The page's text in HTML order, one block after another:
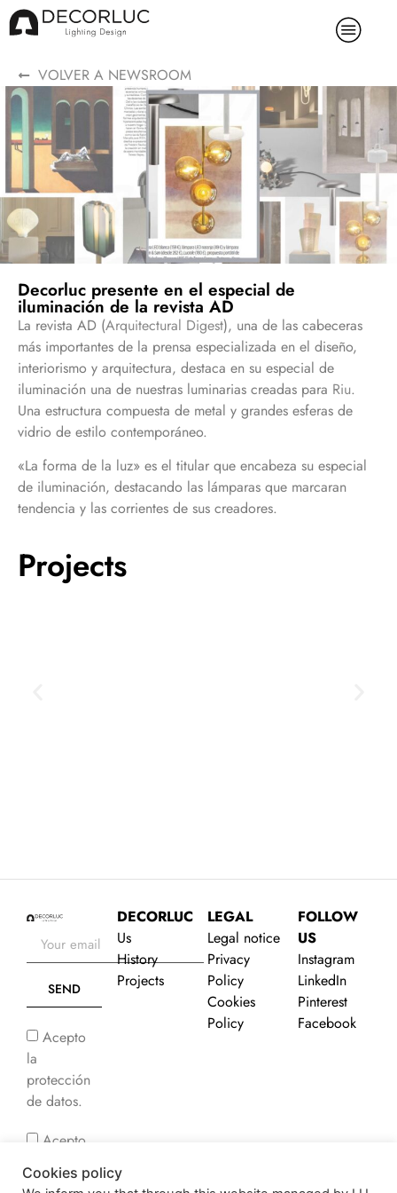
VOLVER A NEWSROOM
Decorluc presente en el especial de
iluminación de la revista AD
La revista AD (Arquitectural Digest), una de las cabeceras
más importantes de la prensa especializada en el diseño,
interiorismo y arquitectura, destaca en su especial de
iluminación una de nuestras luminarias creadas para Riu.
Una estructura compuesta de metal y grandes esferas de
vidrio de estilo contemporáneo.
«La forma de la luz» es el titular que encabeza su especial
de iluminación, destacando las lámparas que marcaran
tendencia y las corrientes de sus creadores.
Projects
Acepto
la
protección
de datos.
Acepto
comunicaciones
SEND
DECORLUC
Us
History
Projects
LEGAL
Legal notice
Privacy
Policy
Cookies
Policy
FOLLOW
US
Instagram
LinkedIn
Pinterest
Facebook
Cookies policy